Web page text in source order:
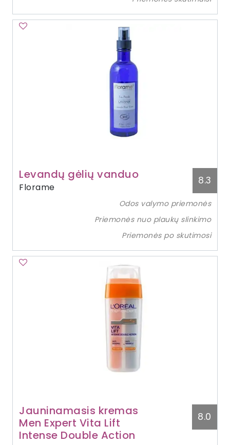
Levandų gėlių vanduo
Florame
8.3
Odos valymo priemonės
Priemonės nuo plaukų slinkimo
Priemonės po skutimosi
Jauninamasis kremas
Men Expert Vita Lift
Intense Double Action
8.0